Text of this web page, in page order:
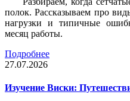
полок. Рассказываем про
нагрузки и типичные
месяц работы.
Подробнее
27.07.2026
Изучение Виски: